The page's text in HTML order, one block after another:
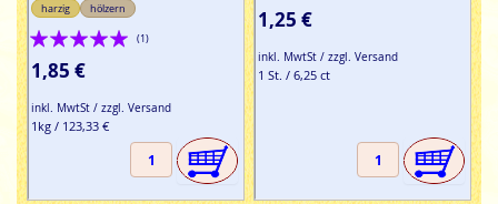
harzig hölzern
Bewertung:
100%
(1)
1,85 €
inkl. MwtSt / zzgl. Versand
1kg / 123,33 €
1,25 €
inkl. MwtSt / zzgl. Versand
1 St. / 6,25 ct